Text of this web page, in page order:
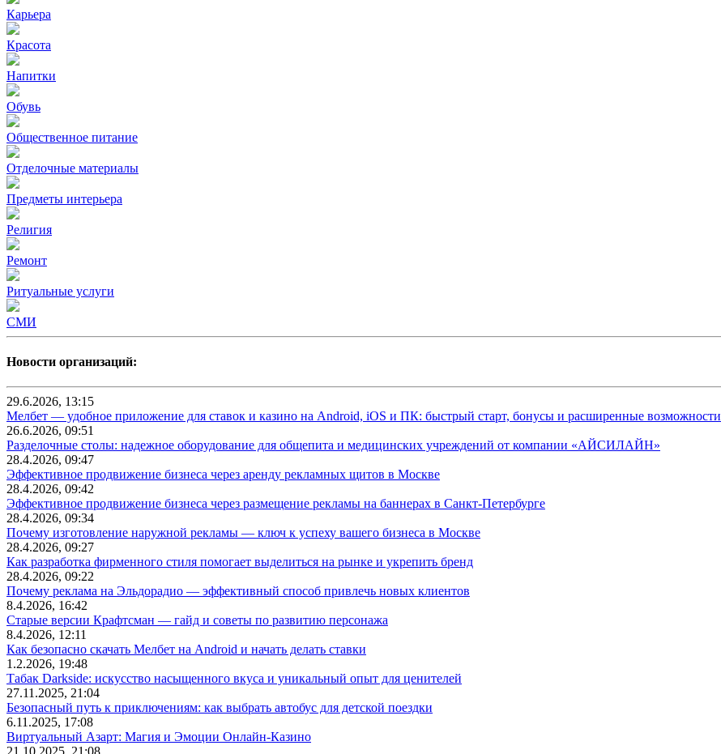
Карьера
Красота
Напитки
Обувь
Общественное питание
Отделочные материалы
Предметы интерьера
Религия
Ремонт
Ритуальные услуги
СМИ
Новости организаций:
29.6.2026, 13:15
Мелбет — удобное приложение для ставок и казино на Android, iOS и ПК: быстрый старт, бонусы и расширенные возможности
26.6.2026, 09:51
Разделочные столы: надежное оборудование для общепита и медицинских учреждений от компании «АЙСИЛАЙН»
28.4.2026, 09:47
Эффективное продвижение бизнеса через аренду рекламных щитов в Москве
28.4.2026, 09:42
Эффективное продвижение бизнеса через размещение рекламы на баннерах в Санкт-Петербурге
28.4.2026, 09:34
Почему изготовление наружной рекламы — ключ к успеху вашего бизнеса в Москве
28.4.2026, 09:27
Как разработка фирменного стиля помогает выделиться на рынке и укрепить бренд
28.4.2026, 09:22
Почему реклама на Эльдорадио — эффективный способ привлечь новых клиентов
8.4.2026, 16:42
Старые версии Крафтсман — гайд и советы по развитию персонажа
8.4.2026, 12:11
Как безопасно скачать Мелбет на Android и начать делать ставки
1.2.2026, 19:48
Табак Darkside: искусство насыщенного вкуса и уникальный опыт для ценителей
27.11.2025, 21:04
Безопасный путь к приключениям: как выбрать автобус для детской поездки
6.11.2025, 17:08
Виртуальный Азарт: Магия и Эмоции Онлайн-Казино